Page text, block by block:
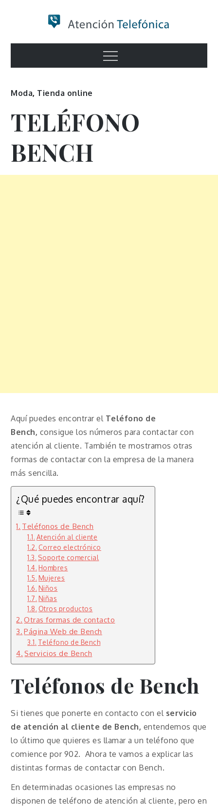
Numero de
Información
Menu
Moda, Tienda online
TELÉFONO
BENCH
Aquí puedes encontrar el Teléfono de
Bench, consigue los números para contactar con
atención al cliente. También te mostramos otras
formas de contactar con la empresa de la manera
más sencilla.
¿Qué puedes encontrar aquí?
Teléfonos de Bench
Atención al cliente
Correo electrónico
Soporte comercial
Hombres
Mujeres
Niños
Niñas
Otros productos
Otras formas de contacto
Página Web de Bench
Teléfono de Bench
Servicios de Bench
Teléfonos de Bench
Si tienes que ponerte en contacto con el servicio
de atención al cliente de Bench, entendemos que
lo último que quieres es llamar a un teléfono que
comience por 902. Ahora te vamos a explicar las
distintas formas de contactar con Bench.
En determinadas ocasiones las empresas no
disponen de teléfono de atención al cliente, pero en